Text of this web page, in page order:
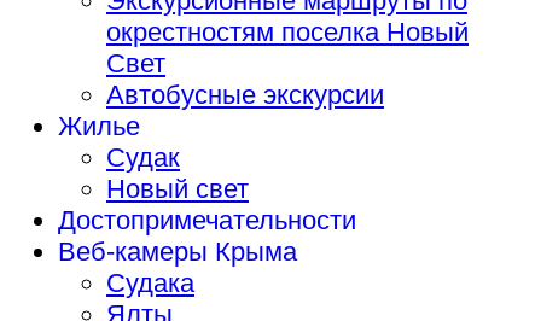
окрестностям поселка Новый
Свет
Автобусные экскурсии
Жилье
Судак
Новый свет
Достопримечательности
Веб-камеры Крыма
Судака
Ялты